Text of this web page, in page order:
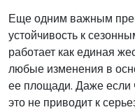
Еще одним важным
устойчивость к
работает как единая
любые изменения в
ее площади. Даже если
это не приводит к